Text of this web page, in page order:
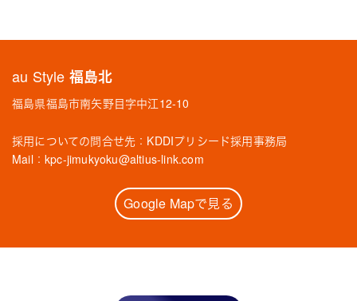
au Style 福島北
福島県福島市南矢野目字中江12-10
採用についての問合せ先：KDDIプリシード採用事務局
Mail： kpc-jimukyoku@altius-link.com
Google Mapで見る